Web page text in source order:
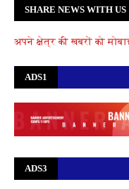
SHARE NEWS WITH US
अपने क्षेत्र की खबरों को
ADS1
ADS3